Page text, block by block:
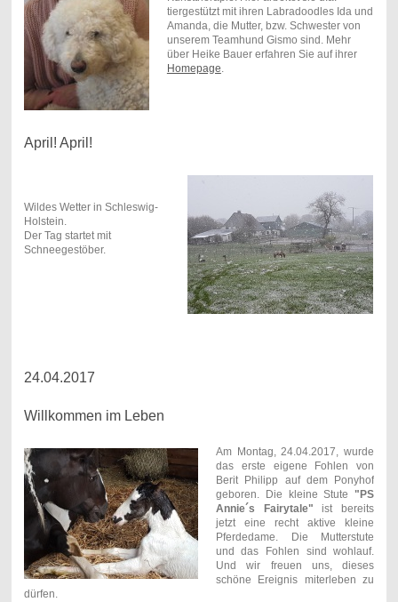
tiergestützt mit ihren Labradoodles Ida und
Amanda, die Mutter, bzw. Schwester von
unserem Teamhund Gismo sind. Mehr
über Heike Bauer erfahren Sie auf ihrer
Homepage.
April! April!
Wildes Wetter in Schleswig-
Holstein.
Der Tag startet mit
Schneegestöber.
24.04.2017
Willkommen im Leben
Am Montag, 24.04.2017, wurde
das erste eigene Fohlen von
Berit Philipp auf dem Ponyhof
geboren. Die kleine Stute"PS
Annie´s Fairytale" ist bereits
jetzt eine recht aktive kleine
Pferdedame. Die Mutterstute
und das Fohlen sind wohlauf.
Und wir freuen uns, dieses
schöne Ereignis miterleben zu
dürfen.